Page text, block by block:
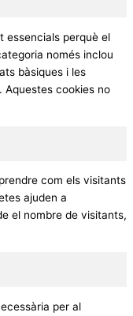
essencials perquè el
només inclou
bàsiques i les
cookies no
com els visitants
ajuden a
el nombre de visitants,
per al